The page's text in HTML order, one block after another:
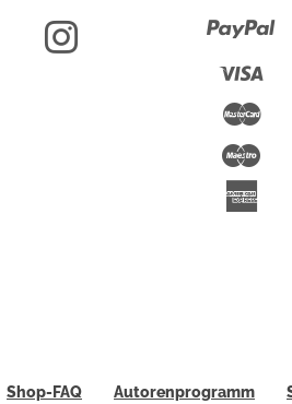
Shop-FAQ Autorenprogramm